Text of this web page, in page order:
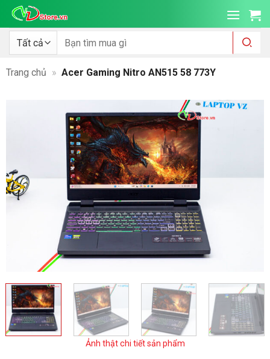
qua
dung
Tìm
kiếm:
Trang chủ » Acer Gaming Nitro AN515 58 773Y
Ảnh thật chi tiết sản phẩm